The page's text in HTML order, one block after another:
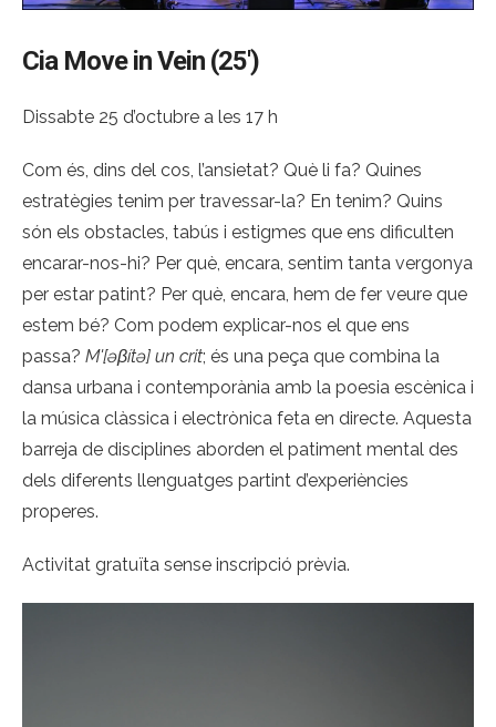
Cia Move in Vein (25′)
Dissabte 25 d’octubre a les 17 h
Com és, dins del cos, l’ansietat? Què li fa? Quines
estratègies tenim per travessar-la? En tenim? Quins
són els obstacles, tabús i estigmes que ens dificulten
encarar-nos-hi? Per què, encara, sentim tanta vergonya
per estar patint? Per què, encara, hem de fer veure que
estem bé? Com podem explicar-nos el que ens
passa? M'[əβítə] un crit; és una peça que combina la
dansa urbana i contemporània amb la poesia escènica i
la música clàssica i electrònica feta en directe. Aquesta
barreja de disciplines aborden el patiment mental des
dels diferents llenguatges partint d’experiències
properes.
Activitat gratuïta sense inscripció prèvia.